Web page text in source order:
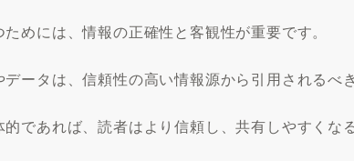
めには、情報の正確性と客観性が重要です。
ータは、信頼性の高い情報源から引用されるべき
であれば、読者はより信頼し、共有しやすくな